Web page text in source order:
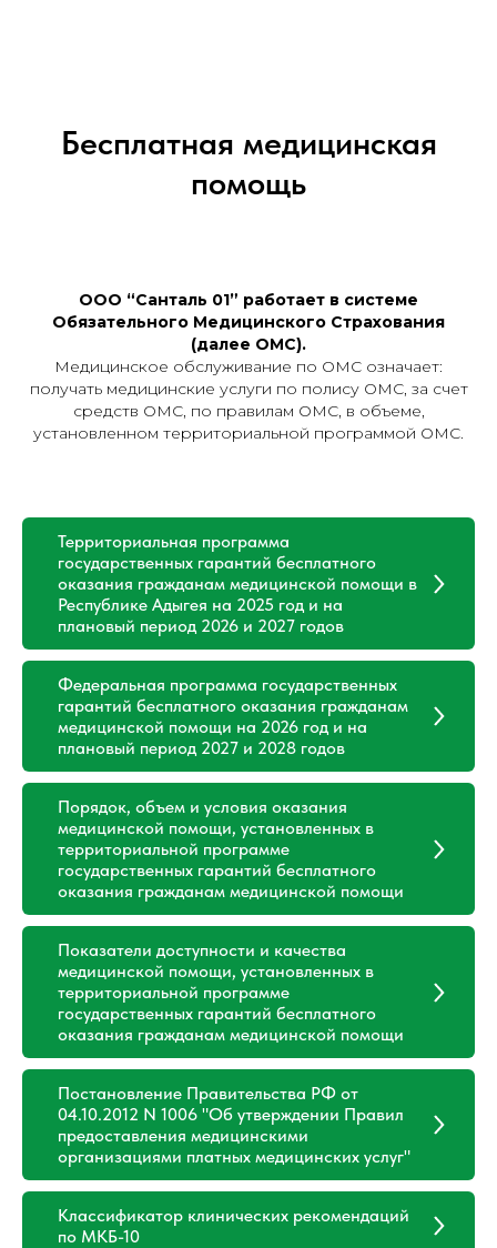
Бесплатная медицинская
помощь
ООО “Санталь 01” работает в системе
Обязательного Медицинского Страхования
(далее ОМС).
Медицинское обслуживание по ОМС означает:
получать медицинские услуги по полису ОМС, за счет
средств ОМС, по правилам ОМС, в объеме,
установленном территориальной программой ОМС.
Территориальная программа
государственных гарантий бесплатного
оказания гражданам медицинской помощи в
Республике Адыгея на 2025 год и на
плановый период 2026 и 2027 годов
Федеральная программа государственных
гарантий бесплатного оказания гражданам
медицинской помощи на 2026 год и на
плановый период 2027 и 2028 годов
Порядок, объем и условия оказания
медицинской помощи, установленных в
территориальной программе
государственных гарантий бесплатного
оказания гражданам медицинской помощи
Показатели доступности и качества
медицинской помощи, установленных в
территориальной программе
государственных гарантий бесплатного
оказания гражданам медицинской помощи
Постановление Правительства РФ от
04.10.2012 N 1006 "Об утверждении Правил
предоставления медицинскими
организациями платных медицинских услуг"
Классификатор клинических рекомендаций
по МКБ-10